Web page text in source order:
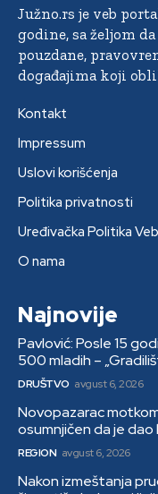
Južno.rs je veb
godine, sa željom
pouzdane,
događajima koji
Kontakt
Impressum
Uslovi korišćenja
Politika privatnosti
Uređivačka Politika
O nama
Najnovije
Pavlović: Posle 15
500 mladih –
DRUŠTVO avgust 6, 2026
Novopazarac
osumnjičen da je dao
REGION avgust 6, 2026
Nakon izmeštanja